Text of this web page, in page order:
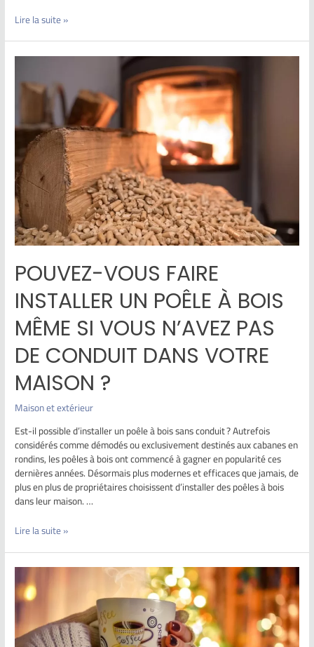
Lire la suite »
POUVEZ-VOUS FAIRE
INSTALLER UN POÊLE À BOIS
MÊME SI VOUS N’AVEZ PAS
DE CONDUIT DANS VOTRE
MAISON ?
Maison et extérieur
Est-il possible d’installer un poêle à bois sans conduit ? Autrefois
considérés comme démodés ou exclusivement destinés aux cabanes en
rondins, les poêles à bois ont commencé à gagner en popularité ces
dernières années. Désormais plus modernes et efficaces que jamais, de
plus en plus de propriétaires choisissent d’installer des poêles à bois
dans leur maison. …
Lire la suite »